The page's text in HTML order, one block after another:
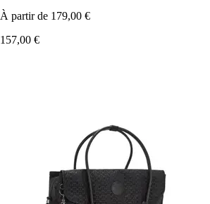
À partir de 179,00 €
157,00 €